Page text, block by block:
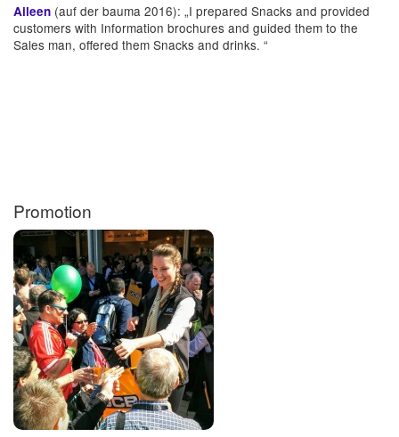
Aileen (auf der bauma 2016): „I prepared Snacks and provided
customers with Information brochures and guided them to the
Sales man, offered them Snacks and drinks. “
Promotion